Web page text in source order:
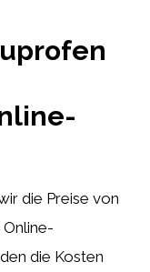
die Preise von
die Kosten